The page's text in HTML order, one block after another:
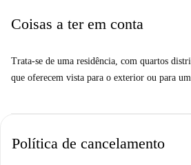
temperatura na divisão através de
Contas de serviços públicos com tudo
apresentado inclui todos os serviços
Limpeza do quarto: Quarto
Coisas a ter em conta
Trata-se de uma residência, com quartos
que oferecem vista para o exterior ou para
Política de cancelamento